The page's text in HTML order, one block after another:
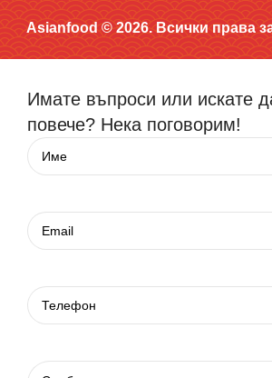
Asianfood © 2026. Всички права
Имате въпроси или искате
повече? Нека поговорим!